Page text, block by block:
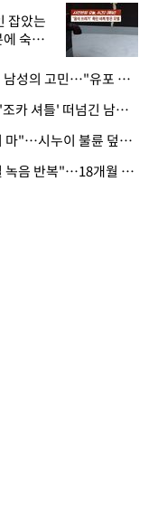
잡았는
숙박업
· 직장 불륜 발각된 40대 남성의 고민…"유포 동료 명예훼손·협박죄 고소 가능할까"
· 재취업한 시누이 위해 '조카 셔틀' 떠넘긴 남편…아내 "난 못한다"
· "남의 가정사 끼어들지 마"…시누이 불륜 덮으려는 남편에 억울한 아내
· "현관문 걷어차고 욕설 녹음 반복"…18개월 아기 키우는 집 뒤흔든 '앞집의 비극'